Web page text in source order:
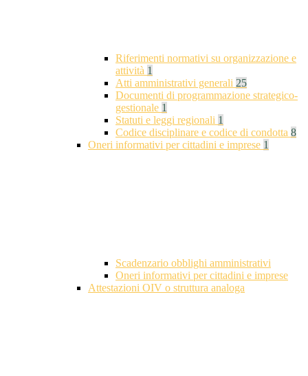
Riferimenti normativi su organizzazione e
attività 1
Atti amministrativi generali 25
Documenti di programmazione strategico-
gestionale 1
Statuti e leggi regionali 1
Codice disciplinare e codice di condotta 8
Oneri informativi per cittadini e imprese 1
Scadenzario obblighi amministrativi
Oneri informativi per cittadini e imprese
Attestazioni OIV o struttura analoga